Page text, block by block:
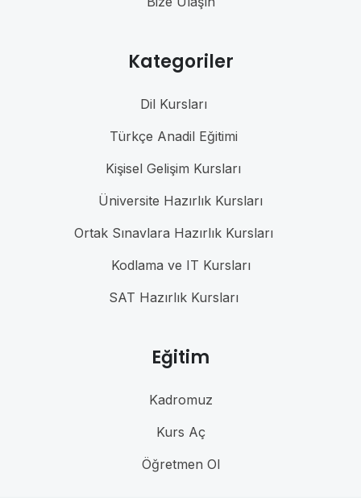
Kategoriler
Dil Kursları
Türkçe Anadil Eğitimi
Kişisel Gelişim Kursları
Üniversite Hazırlık Kursları
Ortak Sınavlara Hazırlık Kursları
Kodlama ve IT Kursları
SAT Hazırlık Kursları
Eğitim
Kadromuz
Kurs Aç
Öğretmen Ol